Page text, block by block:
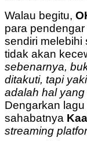
Walau begitu,
para
sendiri melebihi
tidak akan
sebenarnya,
ditakuti, tapi
adalah hal yang
Dengarkan
sahabatnya
streaming